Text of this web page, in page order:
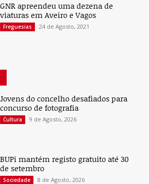
GNR apreendeu uma dezena de
viaturas em Aveiro e Vagos
Freguesias 24 de Agosto, 2021
Jovens do concelho desafiados para
concurso de fotografia
Cultura 9 de Agosto, 2026
BUPi mantém registo gratuito até 30
de setembro
Sociedade 8 de Agosto, 2026